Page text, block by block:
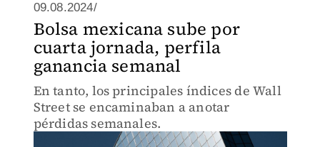
09.08.2024/
Bolsa mexicana sube por
cuarta jornada, perfila
ganancia semanal
En tanto, los principales índices de Wall
Street se encaminaban a anotar
pérdidas semanales.